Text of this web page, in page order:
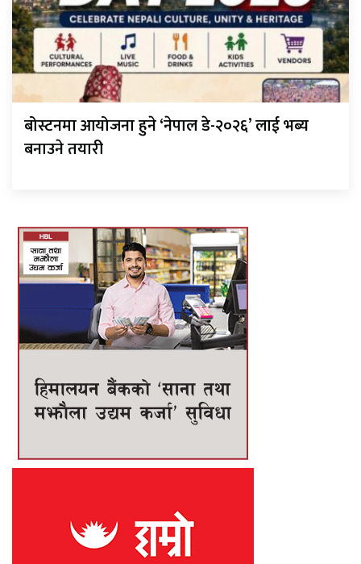
बोस्टनमा आयोजना हुने ‘नेपाल डे-२०२६’ लाई भब्य
बनाउने तयारी